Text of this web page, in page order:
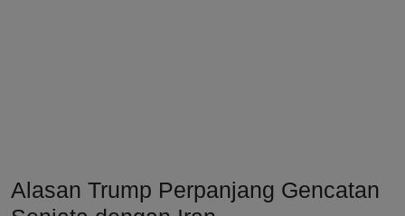
Alasan Trump Perpanjang Gencatan